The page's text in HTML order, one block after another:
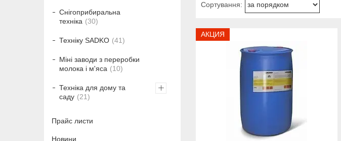
АКЦИЯ
Снігоприбиральна
техніка
30
Техніку SADKO 41
Міні заводи з переробки
молока і м'яса
10
Техніка для дому та
саду
21
Прайс листи
Новини